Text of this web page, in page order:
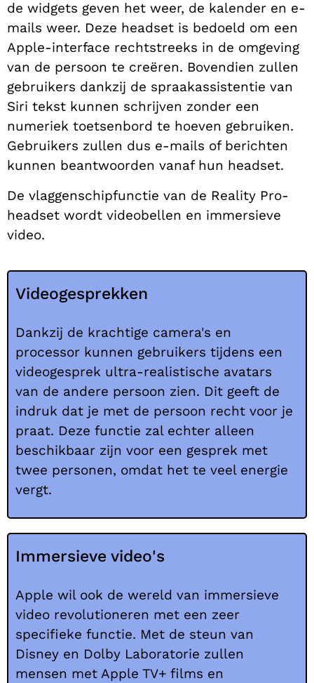
de widgets geven het weer, de kalender en e-
mails weer. Deze headset is bedoeld om een
Apple-interface rechtstreeks in de omgeving
van de persoon te creëren. Bovendien zullen
gebruikers dankzij de spraakassistentie van
Siri tekst kunnen schrijven zonder een
numeriek toetsenbord te hoeven gebruiken.
Gebruikers zullen dus e-mails of berichten
kunnen beantwoorden vanaf hun headset.
De vlaggenschipfunctie van de Reality Pro-
headset wordt videobellen en immersieve
video.
Videogesprekken
Dankzij de krachtige camera's en
processor kunnen gebruikers tijdens een
videogesprek ultra-realistische avatars
van de andere persoon zien. Dit geeft de
indruk dat je met de persoon recht voor je
praat. Deze functie zal echter alleen
beschikbaar zijn voor een gesprek met
twee personen, omdat het te veel energie
vergt.
Immersieve video's
Apple wil ook de wereld van immersieve
video revolutioneren met een zeer
specifieke functie. Met de steun van
Disney en Dolby Laboratorie zullen
mensen met Apple TV+ films en